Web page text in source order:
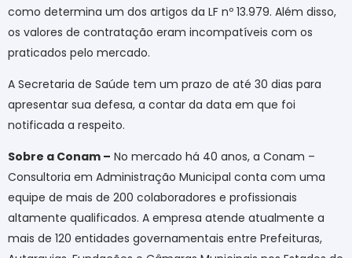
como determina um dos artigos da LF nº 13.979. Além disso,
os valores de contratação eram incompatíveis com os
praticados pelo mercado.
A Secretaria de Saúde tem um prazo de até 30 dias para
apresentar sua defesa, a contar da data em que foi
notificada a respeito.
Sobre a Conam – No mercado há 40 anos, a Conam –
Consultoria em Administração Municipal conta com uma
equipe de mais de 200 colaboradores e profissionais
altamente qualificados. A empresa atende atualmente a
mais de 120 entidades governamentais entre Prefeituras,